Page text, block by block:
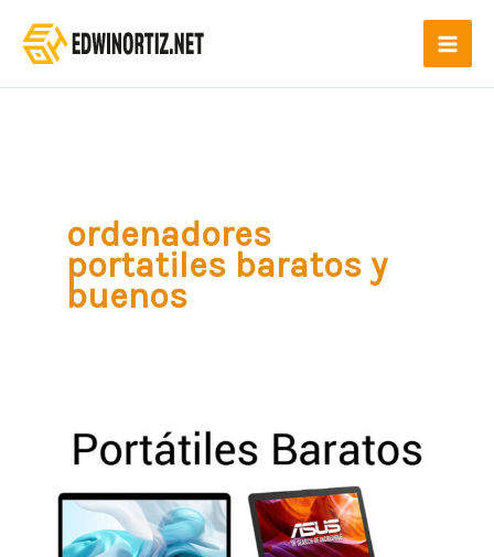
ordenadores
portatiles baratos y
buenos
mejores
baratos